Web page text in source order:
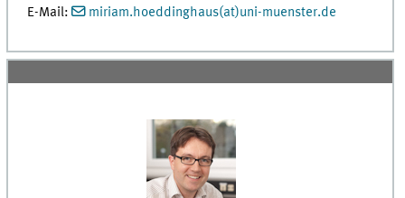
E-Mail: miriam.hoeddinghaus(at)uni-muenster.de